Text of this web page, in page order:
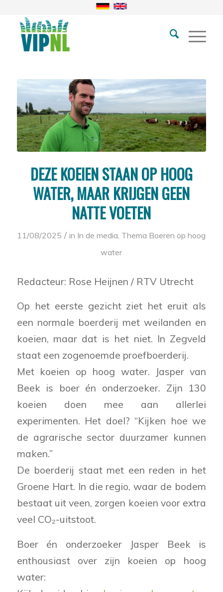
DEZE KOEIEN STAAN OP HOOG
WATER, MAAR KRIJGEN GEEN
NATTE VOETEN
11/08/2025 / in In de media Thema Boeren op hoog
water
Redacteur: Rose Heijnen / RTV Utrecht
Op het eerste gezicht ziet het eruit als
een normale boerderij met weilanden en
koeien, maar dat is het niet. In Zegveld
staat een zogenoemde proefboerderij.
Met koeien op hoog water. Jasper van
Beek is boer én onderzoeker. Zijn 130
koeien doen mee aan allerlei
experimenten. Het doel? “Kijken hoe we
de agrarische sector duurzamer kunnen
maken.”
De boerderij staat met een reden in het
Groene Hart. In die regio, waar de bodem
bestaat uit veen, zorgen koeien voor extra
veel CO₂-uitstoot.
Boer én onderzoeker Jasper Beek is
enthousiast over zijn koeien op hoog
water: